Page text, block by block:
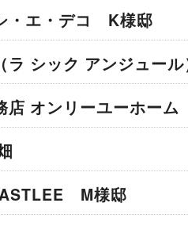
・エ・デコ K様邸
シック アンジュール
店 オンリーユーホー
M様邸